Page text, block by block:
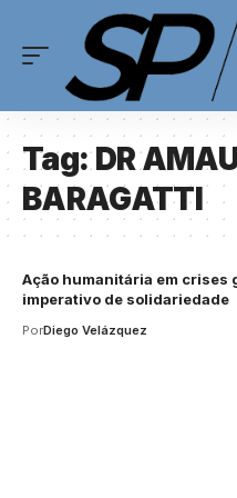
Tag:DR
BARAGATTI
Ação humanitária em crises
imperativo de solidariedade
PorDiego Velázquez